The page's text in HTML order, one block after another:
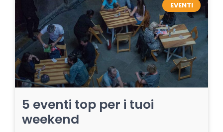
EVENTI
5 eventi top per i tuoi
weekend